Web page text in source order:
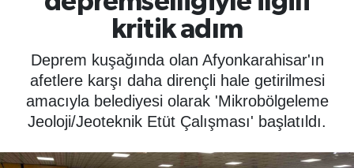
kritik adım
Deprem kuşağında olan Afyonkarahisar'ın
afetlere karşı daha dirençli hale getirilmesi
amacıyla belediyesi olarak 'Mikrobölgeleme
Jeoloji/Jeoteknik Etüt Çalışması' başlatıldı.
EĞİTİM
ÖZEL HABER
SAĞLIK
Haber Arşivi